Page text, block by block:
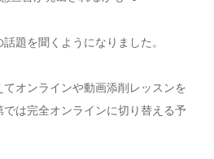
題を聞くようになりました。
オンラインや動画添削レッスンを
は完全オンラインに切り替える予